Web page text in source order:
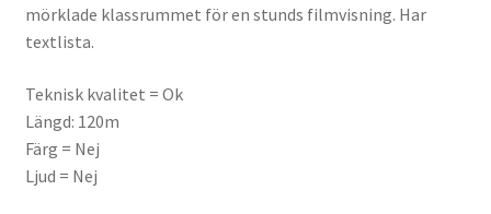
mörklade klassrummet för en stunds filmvisning. Har
textlista.
Teknisk kvalitet = Ok
Längd: 120m
Färg = Nej
Ljud = Nej